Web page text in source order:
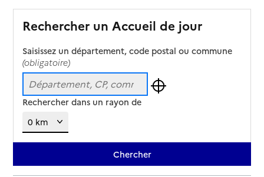
Rechercher un Accueil de jour
Saisissez un département, code postal ou commune
(obligatoire)
Rechercher dans un rayon de